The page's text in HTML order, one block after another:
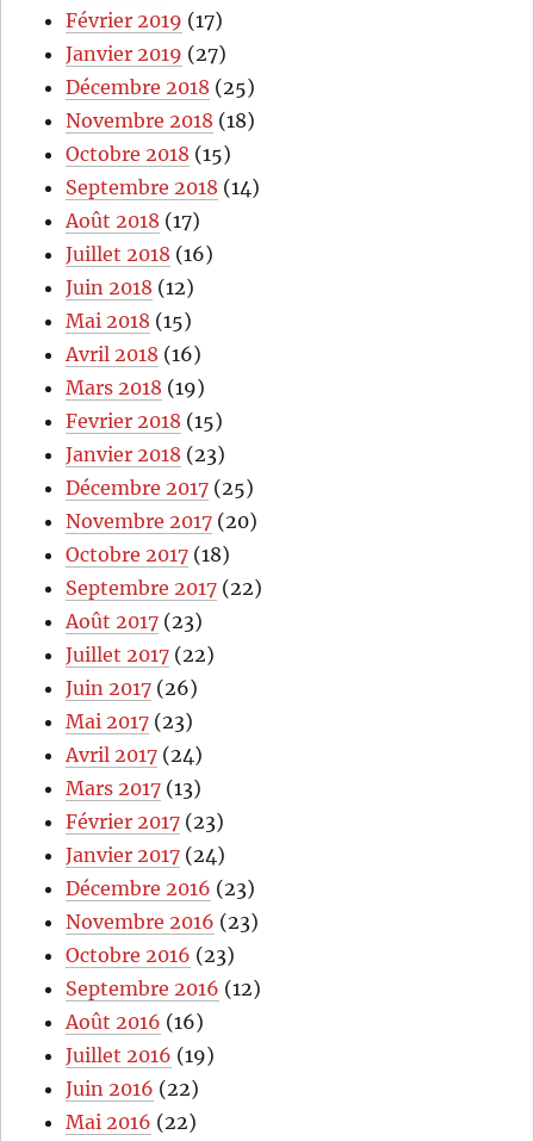
Février 2019 (17)
Janvier 2019 (27)
Décembre 2018 (25)
Novembre 2018 (18)
Octobre 2018 (15)
Septembre 2018 (14)
Août 2018 (17)
Juillet 2018 (16)
Juin 2018 (12)
Mai 2018 (15)
Avril 2018 (16)
Mars 2018 (19)
Fevrier 2018 (15)
Janvier 2018 (23)
Décembre 2017 (25)
Novembre 2017 (20)
Octobre 2017 (18)
Septembre 2017 (22)
Août 2017 (23)
Juillet 2017 (22)
Juin 2017 (26)
Mai 2017 (23)
Avril 2017 (24)
Mars 2017 (13)
Février 2017 (23)
Janvier 2017 (24)
Décembre 2016 (23)
Novembre 2016 (23)
Octobre 2016 (23)
Septembre 2016 (12)
Août 2016 (16)
Juillet 2016 (19)
Juin 2016 (22)
Mai 2016 (22)